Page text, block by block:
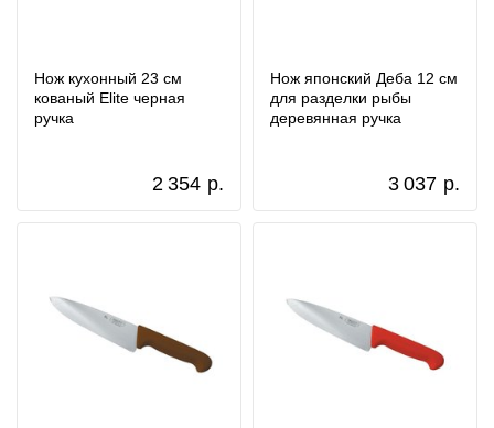
Нож кухонный 23 см
кованый Elite черная
ручка
2 354 р.
Нож японский Деба 12 см
для разделки рыбы
деревянная ручка
3 037 р.